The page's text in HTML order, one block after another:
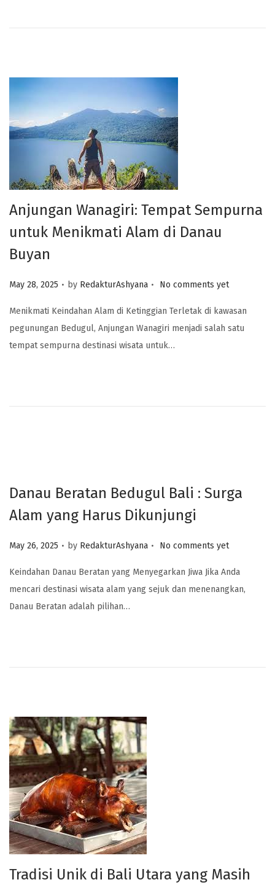
Anjungan Wanagiri: Tempat Sempurna
untuk Menikmati Alam di Danau
Buyan
Posted on
May 28, 2025 . by RedakturAshyana . No comments yet
Menikmati Keindahan Alam di Ketinggian Terletak di kawasan
pegunungan Bedugul, Anjungan Wanagiri menjadi salah satu
tempat sempurna destinasi wisata untuk…
Danau Beratan Bedugul Bali : Surga
Alam yang Harus Dikunjungi
Posted on
May 26, 2025 . by RedakturAshyana . No comments yet
Keindahan Danau Beratan yang Menyegarkan Jiwa Jika Anda
mencari destinasi wisata alam yang sejuk dan menenangkan,
Danau Beratan adalah pilihan…
Tradisi Unik di Bali Utara yang Masih